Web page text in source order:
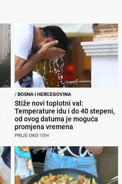
/BOSNA I HERCEGOVINA
Stiže novi toplotni val:
Temperature idu i do 40 stepeni,
od ovog datuma je moguća
promjena vremena
PRIJE OKO 10H